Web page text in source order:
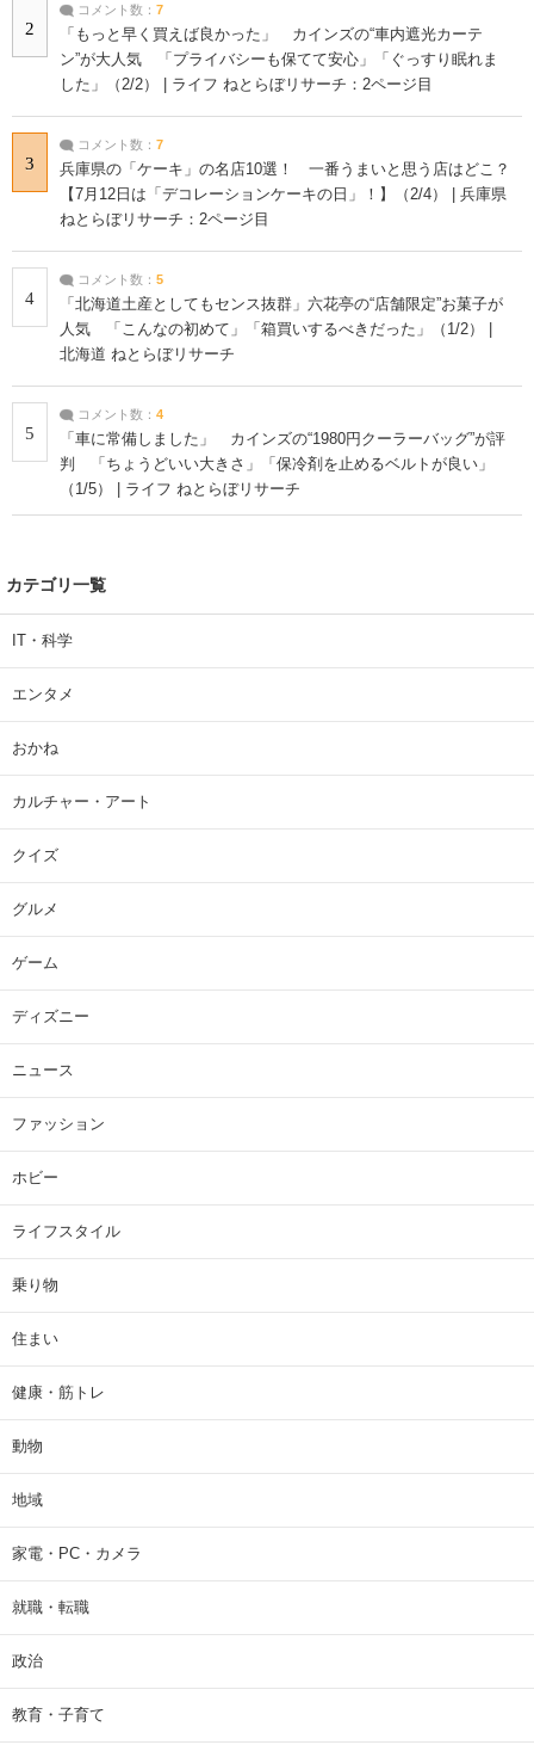
2
コメント数： 7
「もっと早く買えば良かった」 カインズの“車内遮光カーテ
ン”が大人気 「プライバシーも保てて安心」「ぐっすり眠れま
した」（2/2） | ライフ ねとらぼリサーチ：2ページ目
3
コメント数： 7
兵庫県の「ケーキ」の名店10選！ 一番うまいと思う店はどこ？
【7月12日は「デコレーションケーキの日」！】（2/4） | 兵庫県
ねとらぼリサーチ：2ページ目
4
コメント数： 5
「北海道土産としてもセンス抜群」六花亭の“店舗限定”お菓子が
人気 「こんなの初めて」「箱買いするべきだった」（1/2） |
北海道 ねとらぼリサーチ
5
コメント数： 4
「車に常備しました」 カインズの“1980円クーラーバッグ”が評
判 「ちょうどいい大きさ」「保冷剤を止めるベルトが良い」
（1/5） | ライフ ねとらぼリサーチ
カテゴリ一覧
IT・科学
エンタメ
おかね
カルチャー・アート
クイズ
グルメ
ゲーム
ディズニー
ニュース
ファッション
ホビー
ライフスタイル
乗り物
住まい
健康・筋トレ
動物
地域
家電・PC・カメラ
就職・転職
政治
教育・子育て